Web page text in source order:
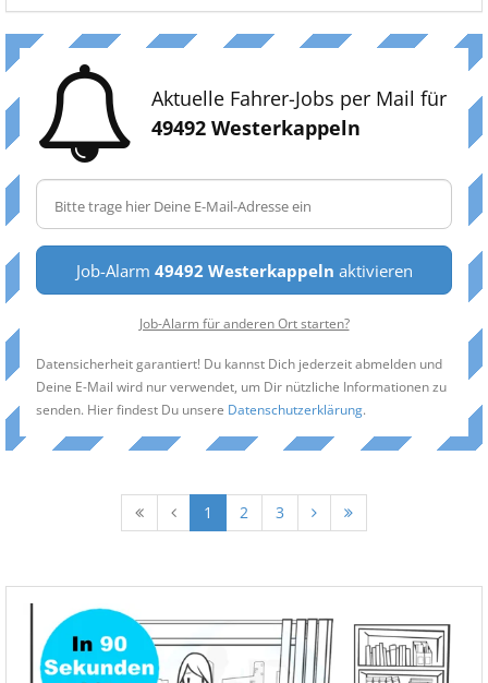
Aktuelle Fahrer-Jobs per Mail für
49492 Westerkappeln
Job-Alarm 49492 Westerkappeln aktivieren
Job-Alarm für anderen Ort starten?
Datensicherheit garantiert! Du kannst Dich jederzeit abmelden und
Deine E-Mail wird nur verwendet, um Dir nützliche Informationen zu
senden. Hier findest Du unsere Datenschutzerklärung.
1 2 3